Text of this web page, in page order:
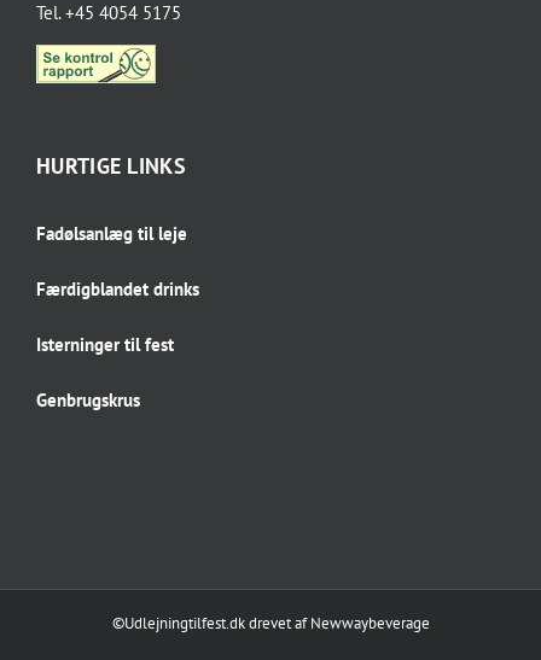
Tel. +45 4054 5175
HURTIGE LINKS
Fadølsanlæg til leje
Færdigblandet drinks
Isterninger til fest
Genbrugskrus
©Udlejningtilfest.dkdrevet afNewwaybeverage